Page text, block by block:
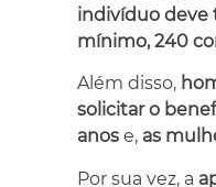
indivíduo deve
mínimo, 240
Além disso,
solicitar o
anos e, as
Por sua vez, a